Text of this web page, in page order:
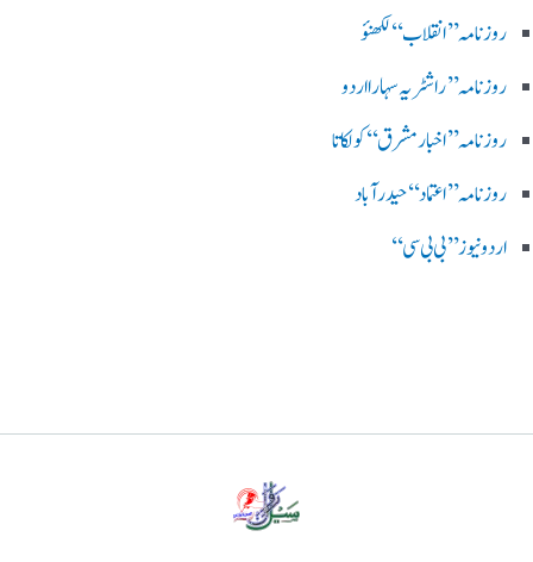
روزنامہ ’’ انقلاب‘‘ لکھنؤ
روز نامہ ’’راشٹریہ سہارا اردو
روزنامہ ’’اخبارمشرق‘‘ کولکاتا
روزنامہ ’’اعتماد‘‘ حیدرآباد
اردو نیوز ’’بی بی سی‘‘